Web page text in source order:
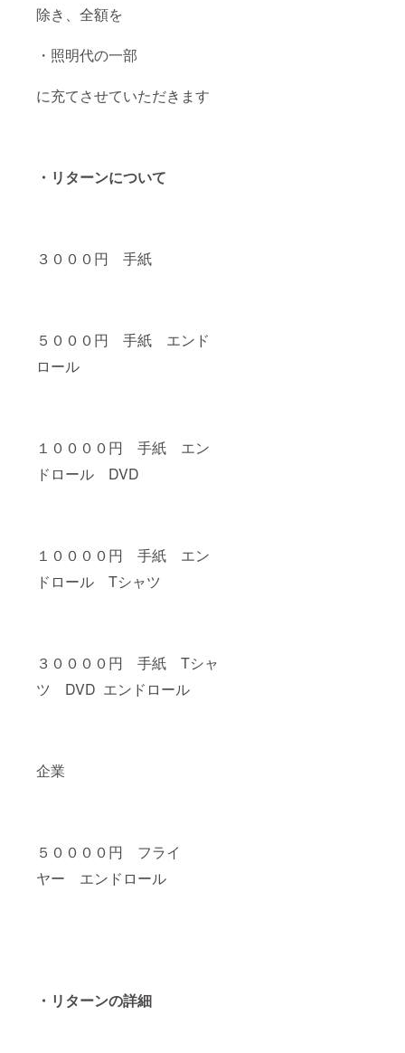
除き、全額を
・照明代の一部
に充てさせていただきます
・リターンについて
３０００円 手紙
５０００円 手紙 エンド
ロール
１００００円 手紙 エン
ドロール DVD
１００００円 手紙 エン
ドロール Tシャツ
３００００円 手紙 Tシャ
ツ DVD エンドロール
企業
５００００円 フライ
ヤー エンドロール
・リターンの詳細